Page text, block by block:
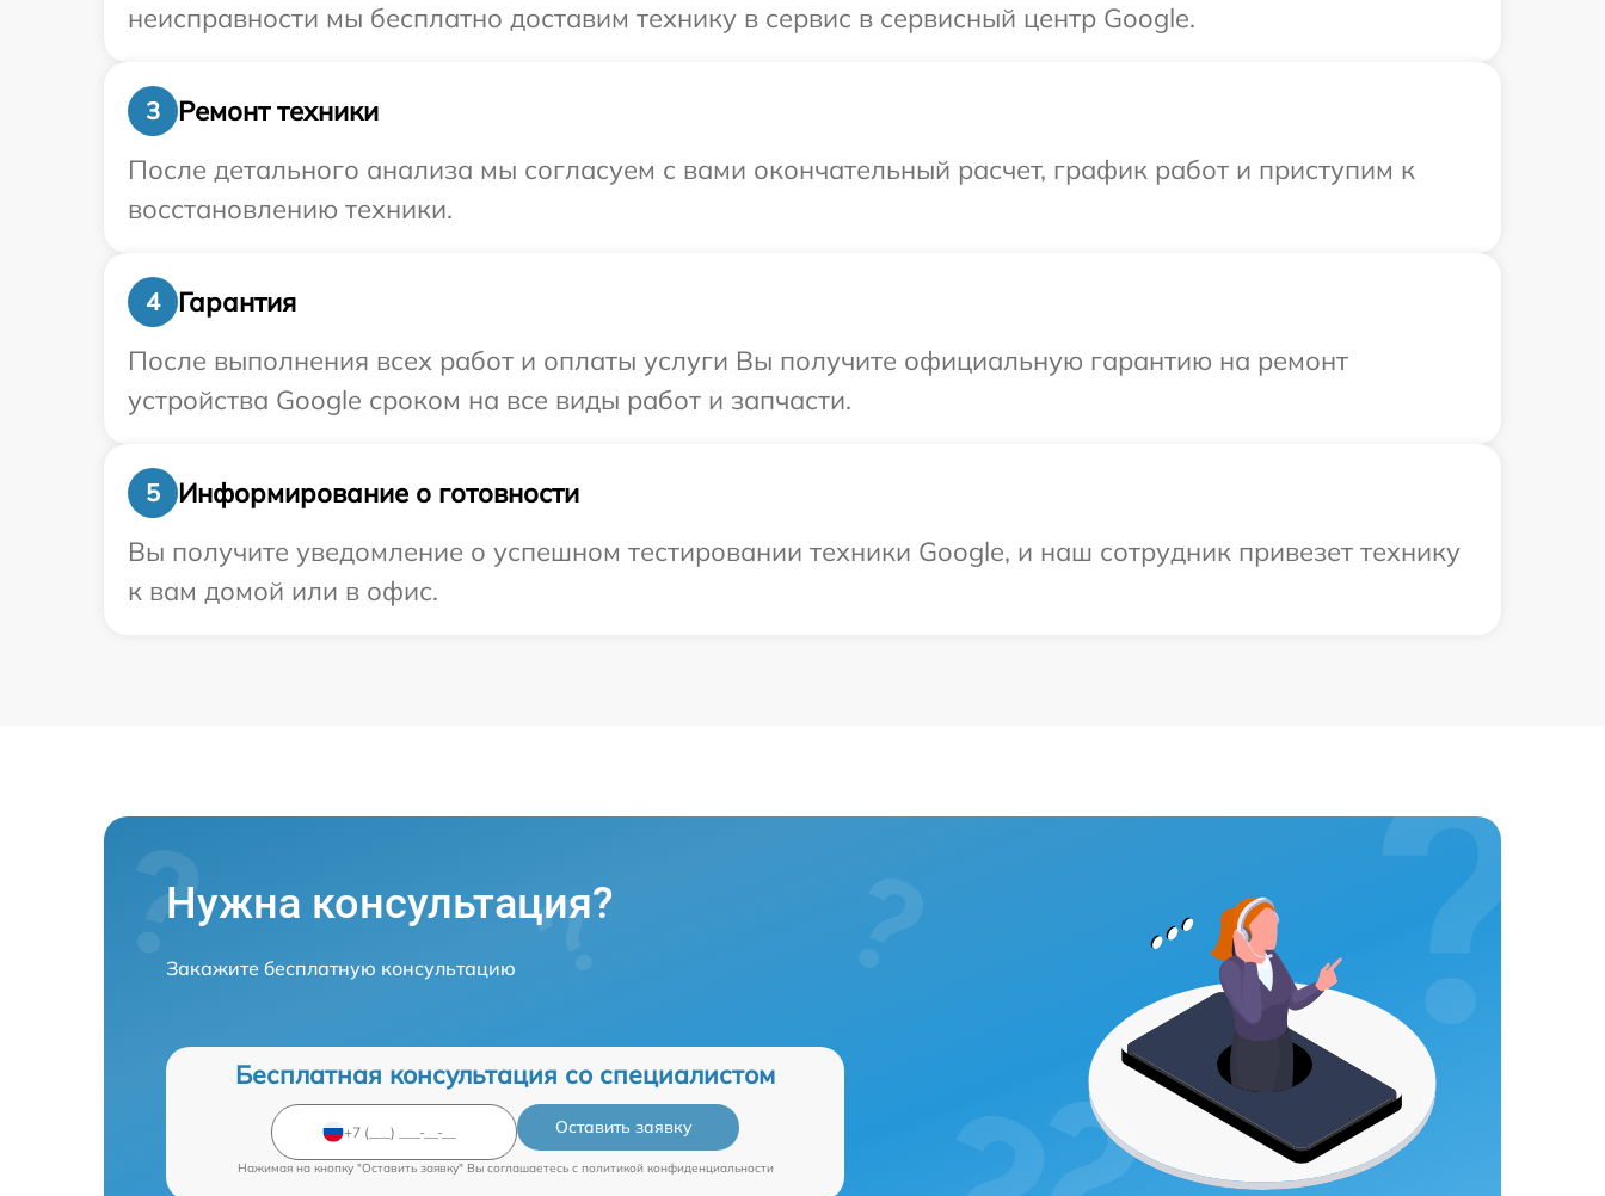
неисправности мы бесплатно доставим технику в сервис в сервисный центр Google.
3
Ремонт техники
После детального анализа мы согласуем с вами окончательный расчет, график работ и приступим к
восстановлению техники.
4
Гарантия
После выполнения всех работ и оплаты услуги Вы получите официальную гарантию на ремонт
устройства Google сроком на все виды работ и запчасти.
5
Информирование о готовности
Вы получите уведомление о успешном тестировании техники Google, и наш сотрудник привезет технику
к вам домой или в офис.
Нужна консультация?
Закажите бесплатную консультацию
Бесплатная консультация со специалистом
Оставить заявку
Нажимая на кнопку "Оставить заявку" Вы соглашаетесь c политикой конфиденциальности